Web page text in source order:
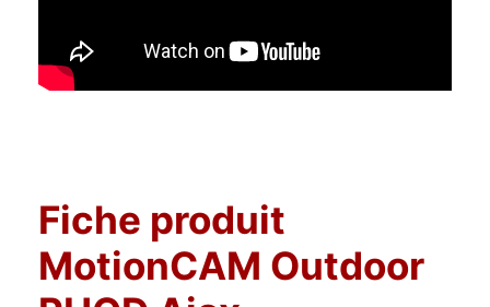
Fiche produit
MotionCAM Outdoor